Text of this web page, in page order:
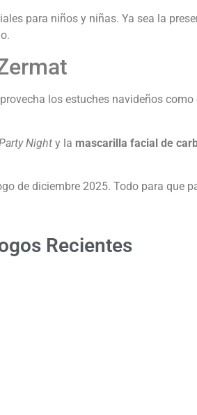
para niños y niñas. Ya sea la
los estuches navideños como
Night y la mascarilla facial de
de diciembre 2025. Todo para que
Recientes